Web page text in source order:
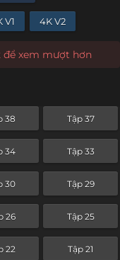
V1 4K V2
để xem mượt hơn
38 Tập 37
34 Tập 33
30 Tập 29
26 Tập 25
22 Tập 21